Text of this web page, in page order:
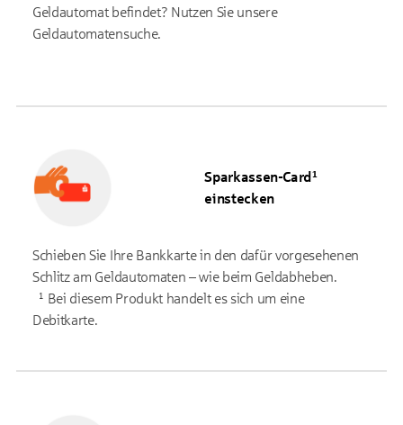
Geldautomat befindet? Nutzen Sie unsere
Geldautomatensuche.
Sparkassen-Card¹
einstecken
Schieben Sie Ihre Bankkarte in den dafür vorgesehenen
Schlitz am Geldautomaten – wie beim Geldabheben.
¹ Bei diesem Produkt handelt es sich um eine
Debitkarte.